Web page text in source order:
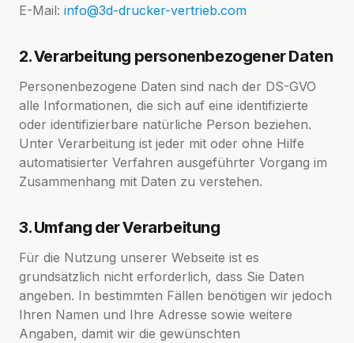
E-Mail: info@3d-drucker-vertrieb.com
2. Verarbeitung personenbezogener Daten
Personenbezogene Daten sind nach der DS-GVO
alle Informationen, die sich auf eine identifizierte
oder identifizierbare natürliche Person beziehen.
Unter Verarbeitung ist jeder mit oder ohne Hilfe
automatisierter Verfahren ausgeführter Vorgang im
Zusammenhang mit Daten zu verstehen.
3. Umfang der Verarbeitung
Für die Nutzung unserer Webseite ist es
grundsätzlich nicht erforderlich, dass Sie Daten
angeben. In bestimmten Fällen benötigen wir jedoch
Ihren Namen und Ihre Adresse sowie weitere
Angaben, damit wir die gewünschten